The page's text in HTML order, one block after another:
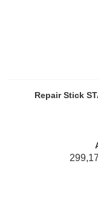
Repair Stick